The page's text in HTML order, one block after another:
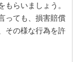
もらいましょう。
っても、損害賠償
その様な行為を許